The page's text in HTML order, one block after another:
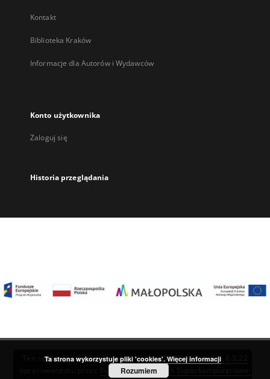
Kontakt
Biblioteka Kraków
Informacje dla Autorów i Wydawców
Konto użytkownika
Zaloguj się
Historia przeglądania
Ten serwis działa dzięki oprogramowaniuDInGO dLibra 6.3.22
Poznańskie Centrum Superkomputerowo-
Ta strona wykorzystuje pliki 'cookies'. Więcej informacji
Rozumiem